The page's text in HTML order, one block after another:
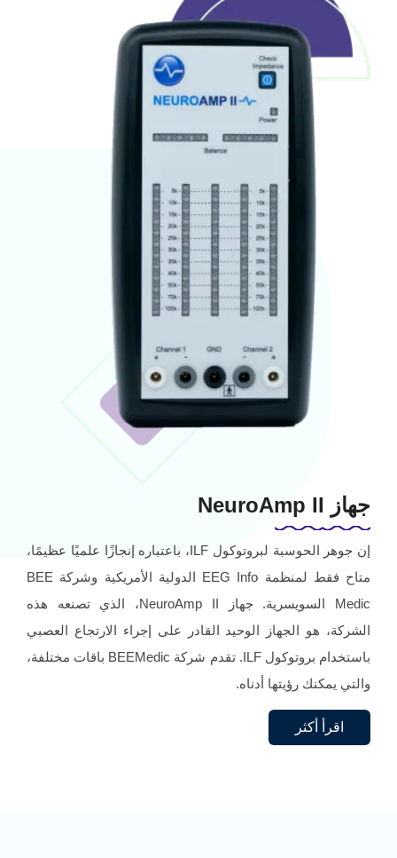
جهاز NeuroAmp II
إن جوهر الحوسبة لبروتوكول ILF، باعتباره إنجازًا علميًا عظيمًا،
متاح فقط لمنظمة EEG Info الدولية الأمريكية وشركة BEE
Medic السويسرية. جهاز NeuroAmp II، الذي تصنعه هذه
الشركة، هو الجهاز الوحيد القادر على إجراء الارتجاع العصبي
باستخدام بروتوكول ILF. تقدم شركة BEEMedic باقات مختلفة،
والتي يمكنك رؤيتها أدناه.
اقرأ أكثر